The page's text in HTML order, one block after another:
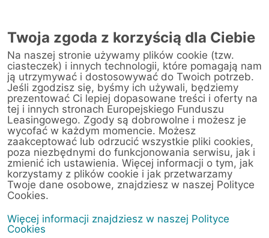
Warsztat
Strona główna/ Obsługa klienta/Centrum Likwidacji Szkód
PGD JM MOTORS SP. Z O.O (Katowice)
< Powrót do listy placówek
PGD JM MOTORS
SP. Z O.O (Katowice)
Siemianowicka 52C
40-301 Katowice
Wyznacz trasę
Twoja zgoda z korzyścią dla Ciebie
Na naszej stronie używamy plików cookie (tzw.
ciasteczek) i innych technologii, które pomagają nam
ją utrzymywać i dostosowywać do Twoich potrzeb.
Jeśli zgodzisz się, byśmy ich używali, będziemy
prezentować Ci lepiej dopasowane treści i oferty na
tej i innych stronach Europejskiego Funduszu
Leasingowego. Zgody są dobrowolne i możesz je
wycofać w każdym momencie. Możesz
zaakceptować lub odrzucić wszystkie pliki cookies,
poza niezbędnymi do funkcjonowania serwisu, jak i
zmienić ich ustawienia. Więcej informacji o tym, jak
korzystamy z plików cookie i jak przetwarzamy
Twoje dane osobowe, znajdziesz w naszej Polityce
Cookies.
Więcej informacji znajdziesz w naszej Polityce
Cookies